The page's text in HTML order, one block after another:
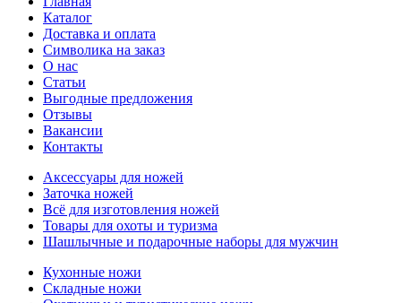
Каталог
Доставка и оплата
Символика на заказ
О нас
Статьи
Выгодные предложения
Отзывы
Вакансии
Контакты
Аксессуары для ножей
Заточка ножей
Всё для изготовления ножей
Товары для охоты и туризма
Шашлычные и подарочные наборы для мужчин
Кухонные ножи
Складные ножи